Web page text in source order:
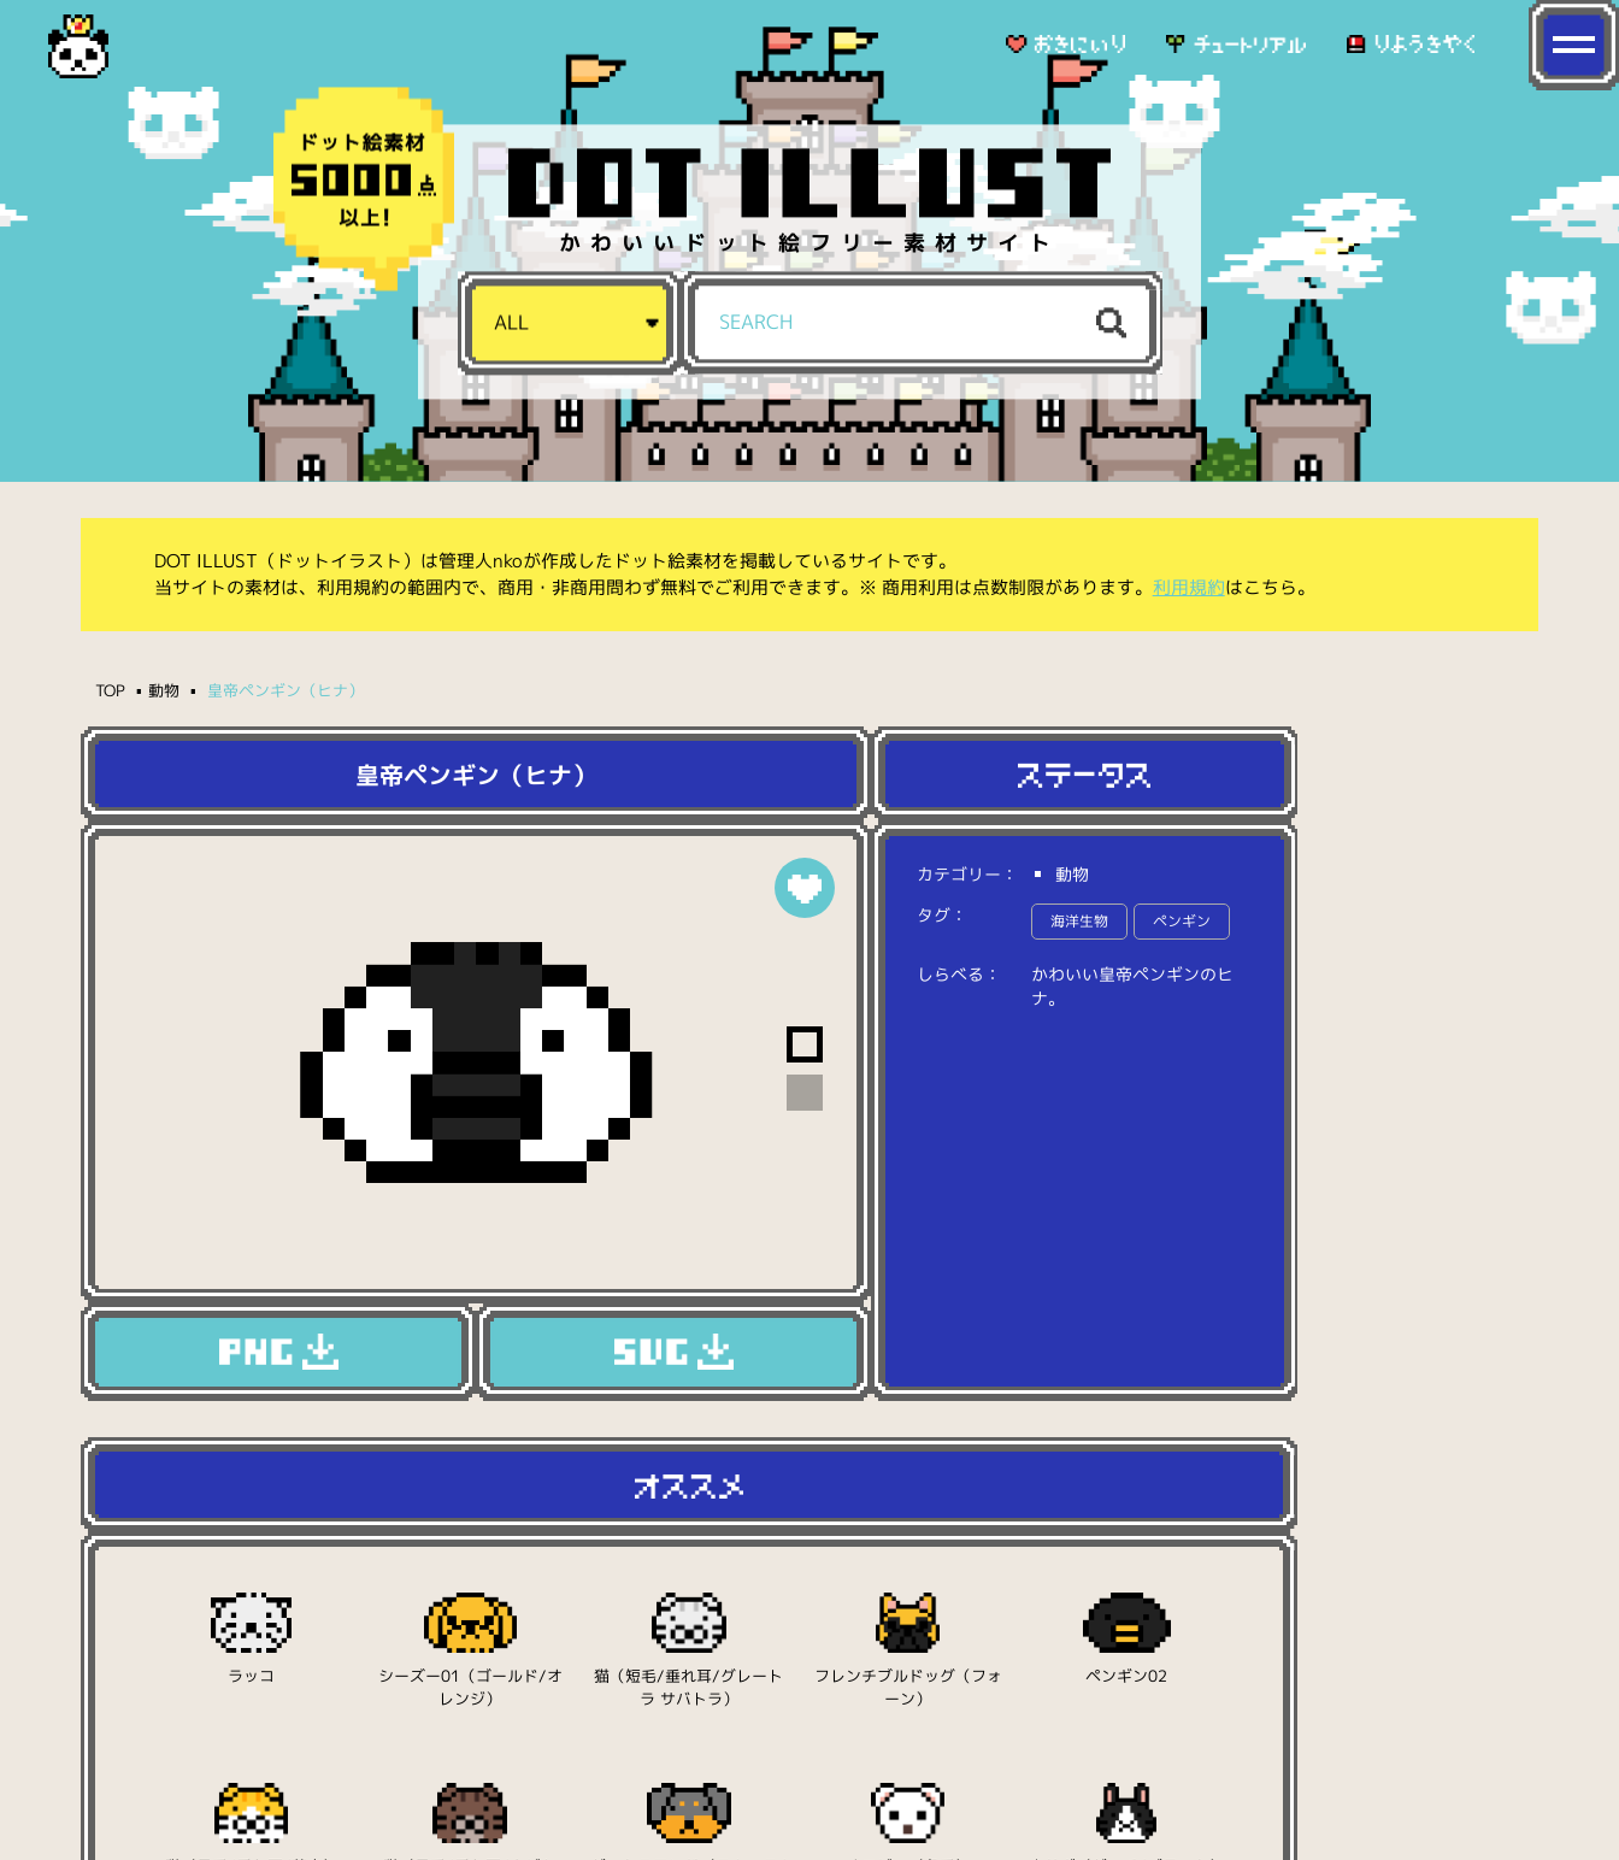
かわいいドット絵フリー素材サイト
DOT ILLUST（ドットイラスト）は管理人nkoが作成したドット絵素材を掲載しているサイトです。
当サイトの素材は、利用規約の範囲内で、商用・非商用問わず無料でご利用できます。※ 商用利用は点数制限があります。 利用規約はこちら。
TOP 動物 皇帝ペンギン（ヒナ）
皇帝ペンギン（ヒナ）
カテゴリー：
動物
タグ：
海洋生物 ペンギン
しらべる： かわいい皇帝ペンギンのヒ
ナ。
ラッコ
シーズー01（ゴールド/オ
レンジ）
猫（短毛/垂れ耳/グレート
ラ サバトラ）
フレンチブルドッグ（フォ
ーン）
ペンギン02